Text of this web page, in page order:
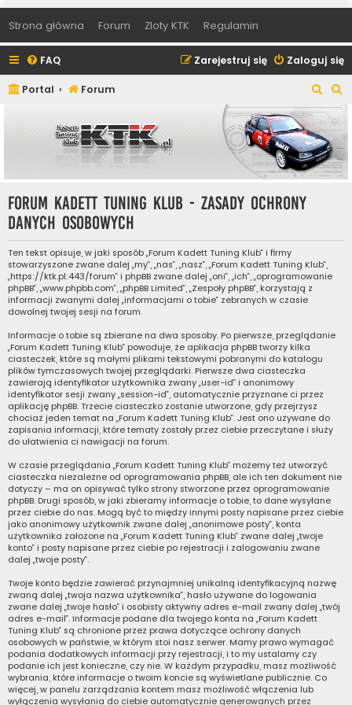
Strona główna Forum Zloty KTK Regulamin
FAQ Zaloguj się
Zarejestruj się
Portal Forum
z
u
k
z
u
k
a
Forum Kadett Tuning Klub - Zasady ochrony
danych osobowych
Ten tekst opisuje, w jaki sposób „Forum Kadett Tuning Klub” i firmy
stowarzyszone zwane dalej „my”, „nas”, „nasz”, „Forum Kadett Tuning Klub”,
„https://ktk.pl:443/forum” i phpBB zwane dalej „oni”, „ich”, „oprogramowanie
phpBB”, „www.phpbb.com”, „phpBB Limited”, „Zespoły phpBB”, korzystają z
informacji zwanymi dalej „informacjami o tobie” zebranych w czasie
dowolnej twojej sesji na forum.
Informacje o tobie są zbierane na dwa sposoby. Po pierwsze, przeglądanie
„Forum Kadett Tuning Klub” powoduje, że aplikacja phpBB tworzy kilka
ciasteczek, które są małymi plikami tekstowymi pobranymi do katalogu
plików tymczasowych twojej przeglądarki. Pierwsze dwa ciasteczka
zawierają identyfikator użytkownika zwany „user-id” i anonimowy
identyfikator sesji zwany „session-id”, automatycznie przyznane ci przez
aplikację phpBB. Trzecie ciasteczko zostanie utworzone, gdy przejrzysz
chociaż jeden temat na „Forum Kadett Tuning Klub”. Jest ono używane do
zapisania informacji, które tematy zostały przez ciebie przeczytane i służy
do ułatwienia ci nawigacji na forum.
W czasie przeglądania „Forum Kadett Tuning Klub” możemy też utworzyć
ciasteczka niezależne od oprogramowania phpBB, ale ich ten dokument nie
dotyczy – ma on opisywać tylko strony stworzone przez oprogramowanie
phpBB. Drugi sposób, w jaki zbieramy informacje o tobie, to dane wysyłane
przez ciebie do nas. Mogą być to między innymi posty napisane przez ciebie
jako anonimowy użytkownik zwane dalej „anonimowe posty”, konta
użytkownika założone na „Forum Kadett Tuning Klub” zwane dalej „twoje
konto” i posty napisane przez ciebie po rejestracji i zalogowaniu zwane
dalej „twoje posty”.
Twoje konto będzie zawierać przynajmniej unikalną identyfikacyjną nazwę
zwaną dalej „twoja nazwa użytkownika”, hasło używane do logowania
zwane dalej „twoje hasło” i osobisty aktywny adres e-mail zwany dalej „twój
adres e-mail”. Informacje podane dla twojego konta na „Forum Kadett
Tuning Klub” są chronione przez prawa dotyczące ochrony danych
osobowych w państwie, w którym stoi nasz serwer. Mamy prawo wymagać
podania dodatkowych informacji przy rejestracji, i to my ustalamy czy
podanie ich jest konieczne, czy nie. W każdym przypadku, masz możliwość
wybrania, które informacje o twoim koncie są wyświetlane publicznie. Co
więcej, w panelu zarządzania kontem masz możliwość włączenia lub
wyłączenia wysyłania do ciebie automatycznie generowanych przez